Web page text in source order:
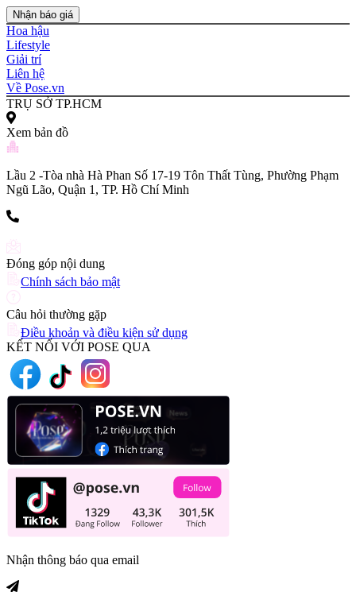
Nhận báo giá
Hoa hậu
Lifestyle
Giải trí
Liên hệ
Về Pose.vn
TRỤ SỞ TP.HCM
Xem bản đồ
Lầu 2 -Tòa nhà Hà Phan Số 17-19 Tôn Thất Tùng, Phường Phạm
Ngũ Lão, Quận 1, TP. Hồ Chí Minh
Đóng góp nội dung
Chính sách bảo mật
Câu hỏi thường gặp
Điều khoản và điều kiện sử dụng
KẾT NỐI VỚI POSE QUA
Nhận thông báo qua email